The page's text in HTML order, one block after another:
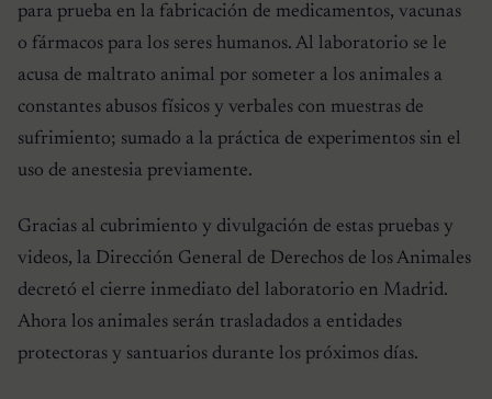
para prueba en la fabricación de medicamentos, vacunas
o fármacos para los seres humanos. Al laboratorio se le
acusa de maltrato animal por someter a los animales a
constantes abusos físicos y verbales con muestras de
sufrimiento; sumado a la práctica de experimentos sin el
uso de anestesia previamente.
Gracias al cubrimiento y divulgación de estas pruebas y
videos, la Dirección General de Derechos de los Animales
decretó el cierre inmediato del laboratorio en Madrid.
Ahora los animales serán trasladados a entidades
protectoras y santuarios durante los próximos días.